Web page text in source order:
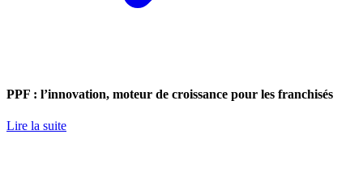
PPF : l’innovation, moteur de croissance pour les franchisés
Lire la suite